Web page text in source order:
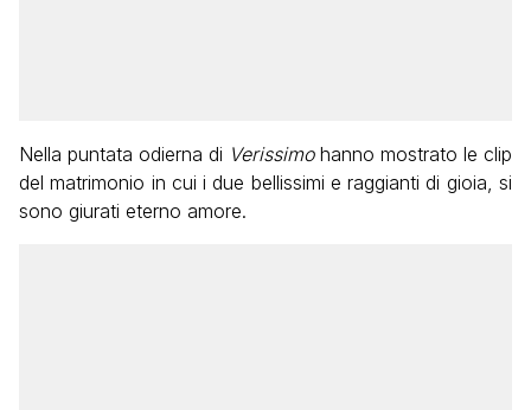
Nella puntata odierna di Verissimohanno mostrato le clip
del matrimonio in cui i due bellissimi e raggianti di gioia, si
sono giurati eterno amore.